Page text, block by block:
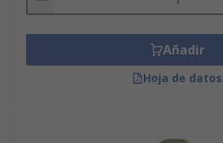
Añadir
Hoja de datos